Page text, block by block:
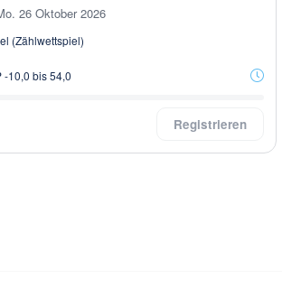
26 Oktober 2026
(Zählwettspiel)
-10,0 bis 54,0
Registrieren